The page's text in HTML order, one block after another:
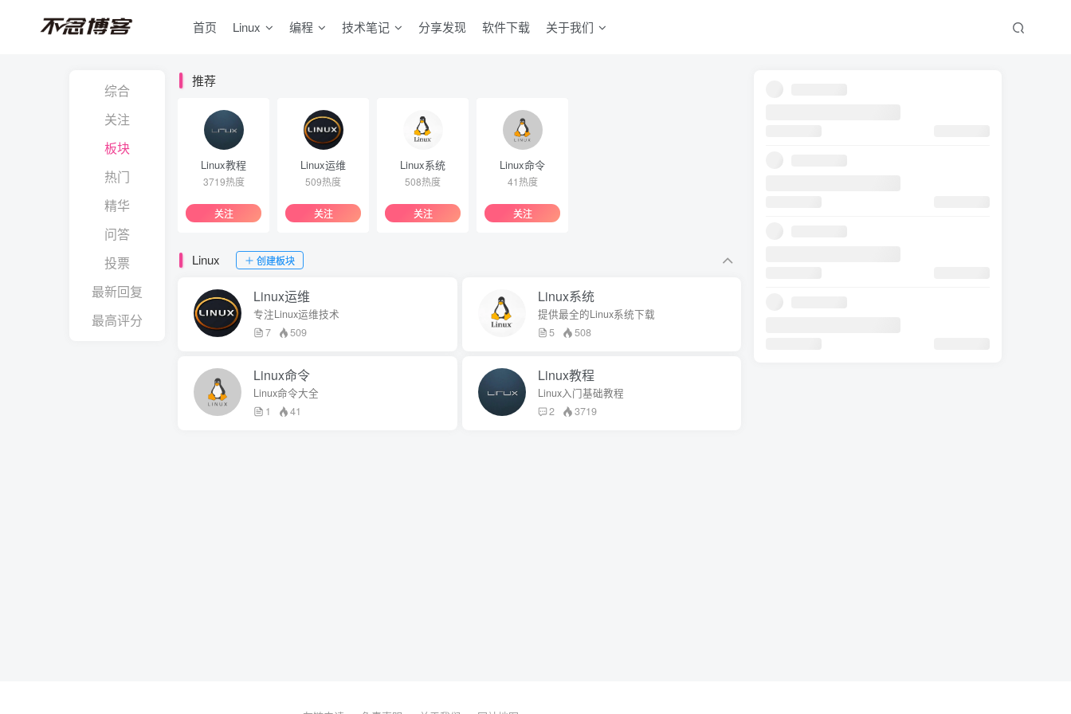
首页 Linux 编程 技术笔记 分享发现 软件下载 关于我们
综合
关注
板块
热门
精华
问答
投票
最新回复
最高评分
推荐
Linux教程
3719热度
关注
Linux运维
509热度
关注
Linux系统
508热度
关注
Linux命令
41热度
关注
Linux 创建板块
Linux运维
专注Linux运维技术
7
509
Linux系统
提供最全的Linux系统下载
5
508
Linux命令
Linux命令大全
1
41
Linux教程
Linux入门基础教程
2
3719